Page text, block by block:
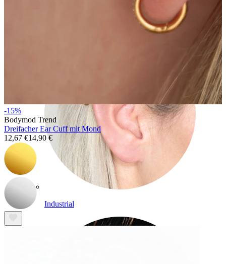
Industrial
-15%
Bodymod Trend
Dreifacher Ear Cuff mit Mond
12,67 €14,90 €